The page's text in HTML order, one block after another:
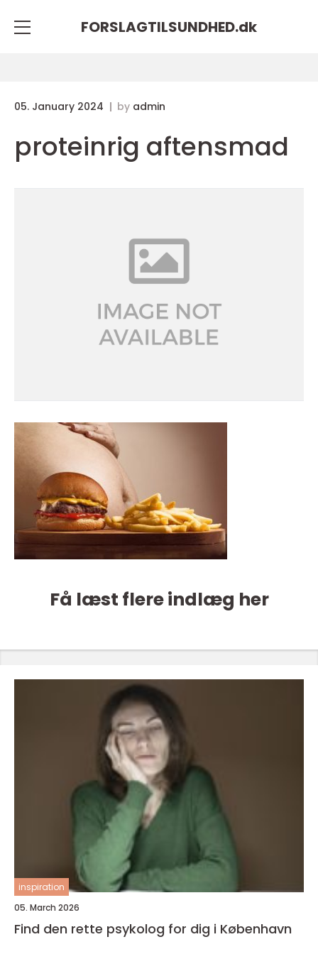
FORSLAGTILSUNDHED.dk
05. January 2024 by admin
proteinrig aftensmad
Få læst flere indlæg her
inspiration
05. March 2026
Find den rette psykolog for dig i København